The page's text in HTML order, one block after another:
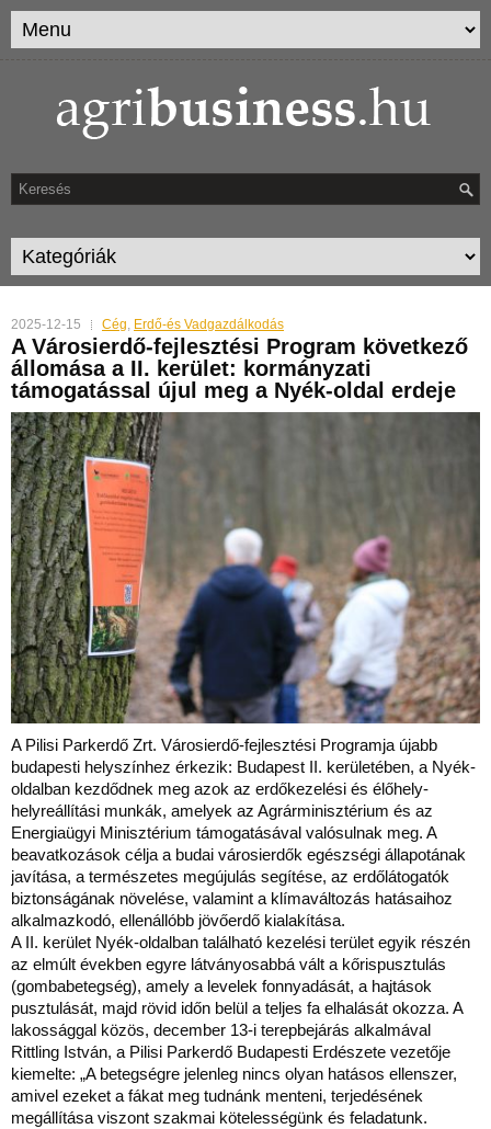
2025-12-15 Cég, Erdő-és Vadgazdálkodás
A Városierdő-fejlesztési Program következő
állomása a II. kerület: kormányzati
támogatással újul meg a Nyék-oldal erdeje
A Pilisi Parkerdő Zrt. Városierdő-fejlesztési Programja újabb
budapesti helyszínhez érkezik: Budapest II. kerületében, a Nyék-
oldalban kezdődnek meg azok az erdőkezelési és élőhely-
helyreállítási munkák, amelyek az Agrárminisztérium és az
Energiaügyi Minisztérium támogatásával valósulnak meg. A
beavatkozások célja a budai városierdők egészségi állapotának
javítása, a természetes megújulás segítése, az erdőlátogatók
biztonságának növelése, valamint a klímaváltozás hatásaihoz
alkalmazkodó, ellenállóbb jövőerdő kialakítása.
A II. kerület Nyék-oldalban található kezelési terület egyik részén
az elmúlt években egyre látványosabbá vált a kőrispusztulás
(gombabetegség), amely a levelek fonnyadását, a hajtások
pusztulását, majd rövid időn belül a teljes fa elhalását okozza. A
lakossággal közös, december 13-i terepbejárás alkalmával
Rittling István, a Pilisi Parkerdő Budapesti Erdészete vezetője
kiemelte: „A betegségre jelenleg nincs olyan hatásos ellenszer,
amivel ezeket a fákat meg tudnánk menteni, terjedésének
megállítása viszont szakmai kötelességünk és feladatunk.